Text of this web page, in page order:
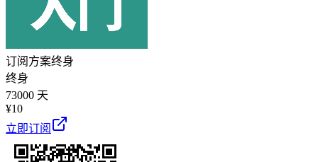
订阅方案终身
终身
73000 天
¥10
立即订阅